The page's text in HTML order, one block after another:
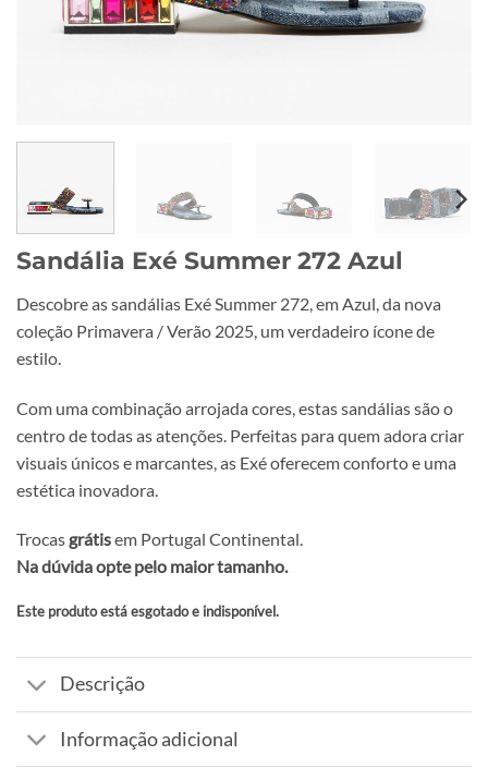
Sandália Exé Summer 272 Azul
Descobre as sandálias Exé Summer 272, em Azul, da nova
coleção Primavera / Verão 2025, um verdadeiro ícone de
estilo.
Com uma combinação arrojada cores, estas sandálias são o
centro de todas as atenções. Perfeitas para quem adora criar
visuais únicos e marcantes, as Exé oferecem conforto e uma
estética inovadora.
Trocas grátisem Portugal Continental.
Na dúvida opte pelo maior tamanho.
Este produto está esgotado e indisponível.
Alternative:
Descrição
Informação adicional